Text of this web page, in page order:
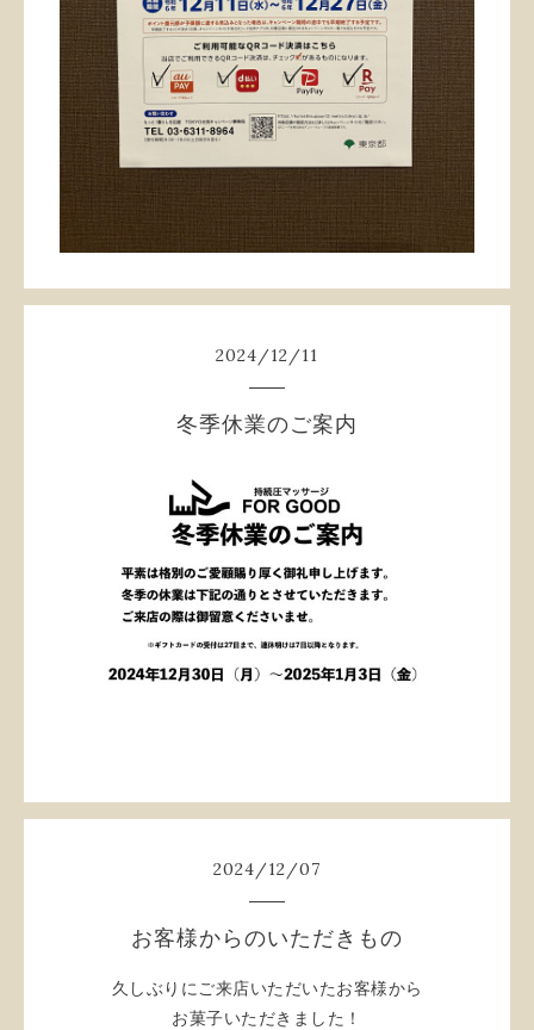
2024/12/11
冬季休業のご案内
2024/12/07
お客様からのいただきもの
久しぶりにご来店いただいたお客様から
お菓子いただきました！